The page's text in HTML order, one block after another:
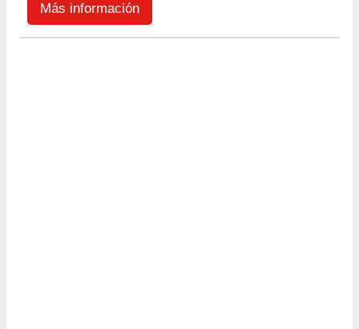
Más información